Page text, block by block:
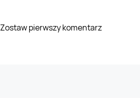
Zostaw pierwszy komentarz